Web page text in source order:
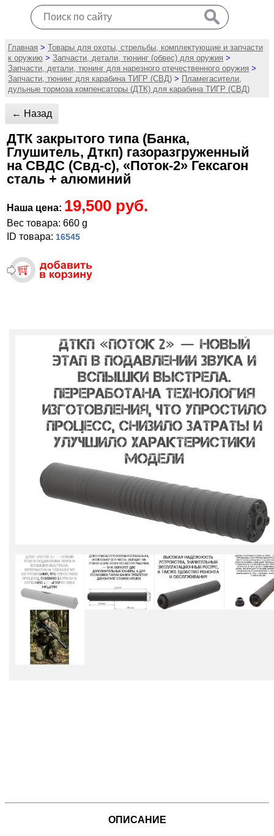
Главная > Товары для охоты, стрельбы, комплектующие и запчасти
к оружию > Запчасти, детали, тюнинг (обвес) для оружия >
Запчасти, детали, тюнинг для нарезного отечественного оружия >
Запчасти, тюнинг для карабина ТИГР (СВД) > Пламегасители,
дульные тормоза компенсаторы (ДТК) для карабина ТИГР (СВД)
← Назад
ДТК закрытого типа (Банка,
Глушитель, Дткп) газоразгруженный
на СВДС (Свд-с), «Поток-2» Гексагон
сталь + алюминий
Наша цена: 19,500 руб.
Вес товара: 660 g
ID товара: 16545
ОПИСАНИЕ